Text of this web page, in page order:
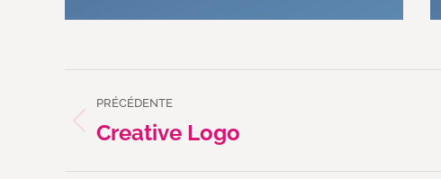
PRÉCÉDENTE
Creative Logo